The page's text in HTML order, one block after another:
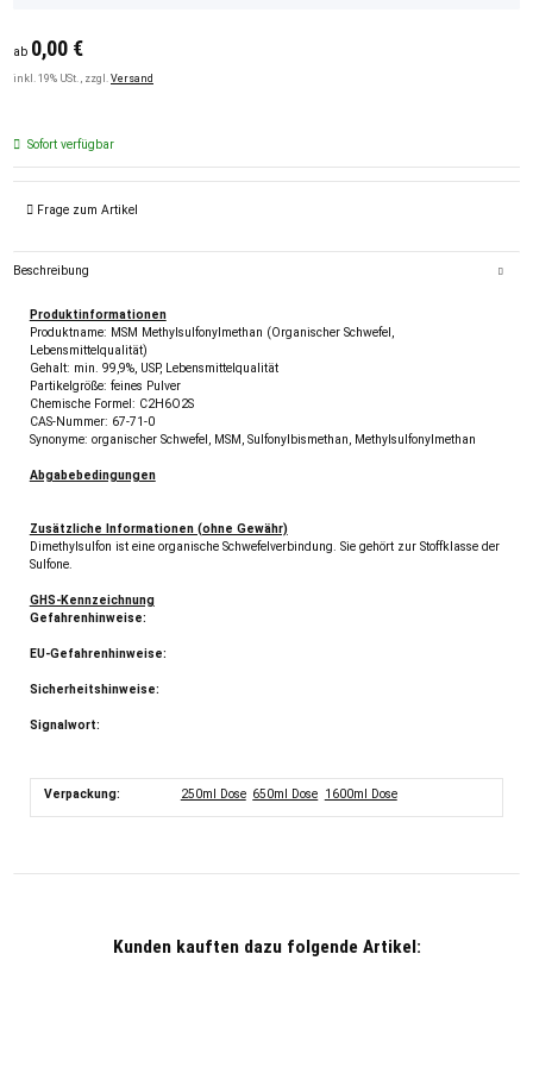
ab 0,00 €
inkl. 19% USt. , zzgl. Versand
Sofort verfügbar
Frage zum Artikel
Beschreibung
Produktinformationen
Produktname: MSM Methylsulfonylmethan (Organischer Schwefel,
Lebensmittelqualität)
Gehalt: min. 99,9%, USP, Lebensmittelqualität
Partikelgröße: feines Pulver
Chemische Formel: C2H6O2S
CAS-Nummer: 67-71-0
Synonyme: organischer Schwefel, MSM, Sulfonylbismethan, Methylsulfonylmethan
Abgabebedingungen
Zusätzliche Informationen (ohne Gewähr)
Dimethylsulfon ist eine organische Schwefelverbindung. Sie gehört zur Stoffklasse der
Sulfone.
GHS-Kennzeichnung
Gefahrenhinweise:
EU-Gefahrenhinweise:
Sicherheitshinweise:
Signalwort:
Verpackung: 250ml Dose 650ml Dose 1600ml Dose
Kunden kauften dazu folgende Artikel: